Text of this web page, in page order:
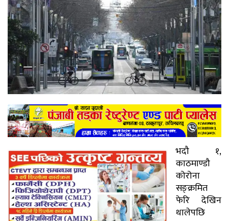
भदौ १,
काठमाण्डौ
कोरोना
सङ्क्रमित
फेरि देखिन
थालेपछि